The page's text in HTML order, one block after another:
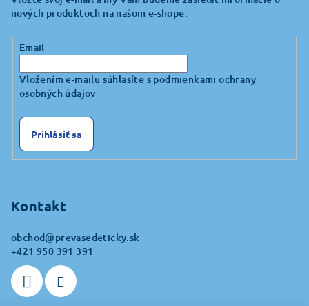
nových produktoch na našom e-shope.
Email
Vložením e-mailu súhlasíte s podmienkami ochrany
osobných údajov
Prihlásiť sa
Kontakt
obchod@prevasedeticky.sk
+421 950 391 391